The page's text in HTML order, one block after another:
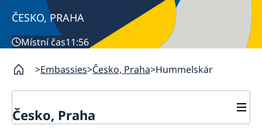
ČESKO, PRAHA
Místní čas11:56
Embassies Česko, Praha Hummelskär
Česko, Praha